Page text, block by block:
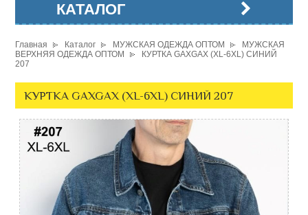
КАТАЛОГ
Главная Каталог МУЖСКАЯ ОДЕЖДА ОПТОМ
МУЖСКАЯ
ВЕРХНЯЯ ОДЕЖДА ОПТОМ
КУРТКА GAXGAX (XL-6XL) СИНИЙ
207
КУРТКА GAXGAX (XL-6XL) СИНИЙ 207